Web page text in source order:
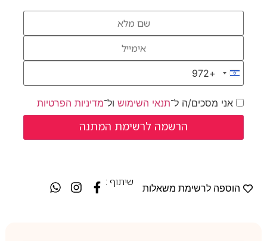
Israel +972
+972
אני מסכים/ה ל־תנאי השימושול־מדיניות הפרטיות
הוספה לרשימת משאלות
שיתוף :